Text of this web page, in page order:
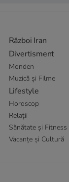
Război Iran
Divertisment
Monden
Muzică și Filme
Lifestyle
Horoscop
Relații
Sănătate și Fitness
Vacanțe și Cultură